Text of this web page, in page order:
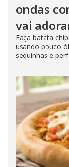
ondas
vai
Faça batata
usando pouco
sequinhas e